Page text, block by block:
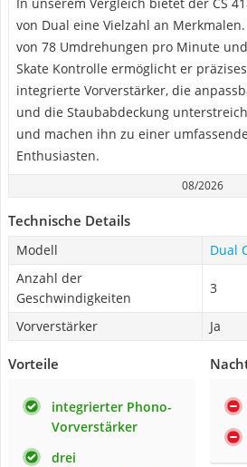
von Dual eine Vielzahl an
von 78 Umdrehungen pro Minute
Skate Kontrolle ermöglicht er
integrierte Vorverstärker, die
und die Staubabdeckung
und machen ihn zu einer
Enthusiasten.
08/2026
Technische Details
Modell
Dual
Anzahl der
Geschwindigkeiten
3
Vorverstärker Ja
Vorteile
integrierter Phono-
Vorverstärker
drei